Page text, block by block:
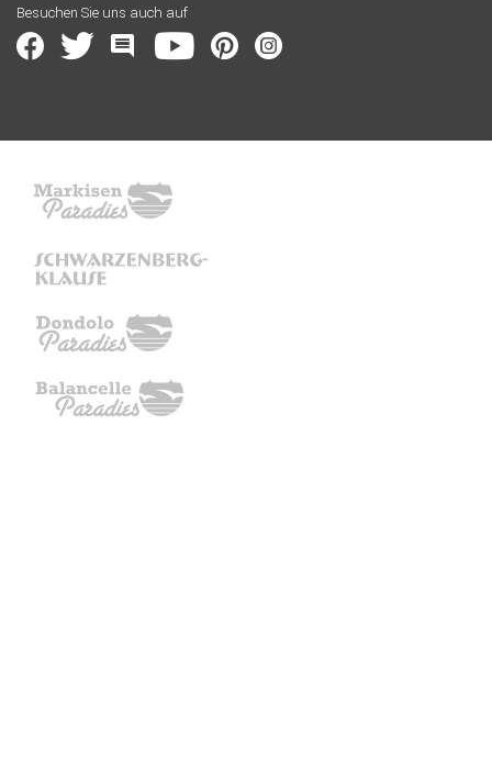
Besuchen Sie uns auch auf